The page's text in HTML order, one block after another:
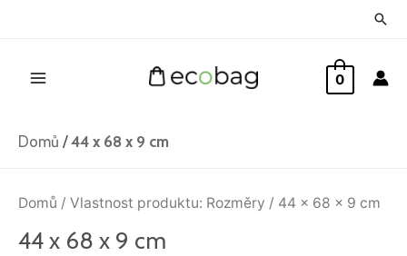
0
Domů /44 x 68 x 9 cm
Domů / Vlastnost produktu: Rozměry / 44 x 68 x 9 cm
44 x 68 x 9 cm